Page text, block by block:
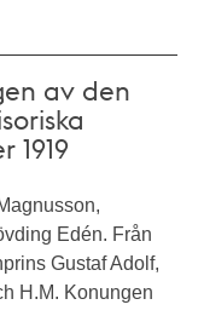
av den
1919
Edén. Från
Gustaf Adolf,
H.M. Konungen